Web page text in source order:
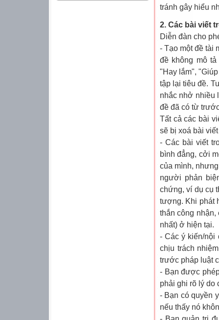
tránh gây hiểu
2. Các bài viết
Diễn đàn cho
- Tạo một đề tài
đề không mô
"Hay lắm",
tập lại tiêu đề.
nhắc nhở nhiều
đề đã có từ
Tất cả các bài
sẽ bị xoá bài viết
- Các bài viết
bình đẳng, cởi
của mình,
người phản
chứng, ví dụ cụ
tượng. Khi phát
thắn công
nhất) ở hiện tại.
- Các ý kiến/nội
chịu trách
trước pháp luật
- Bạn được
phải ghi rõ lý do
- Bạn có quyền
nếu thấy nó